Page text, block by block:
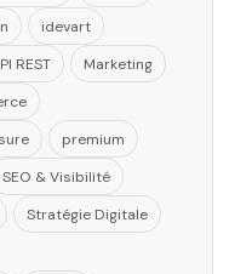
idevart
REST
Marketing
premium
SEO & Visibilité
Stratégie Digitale